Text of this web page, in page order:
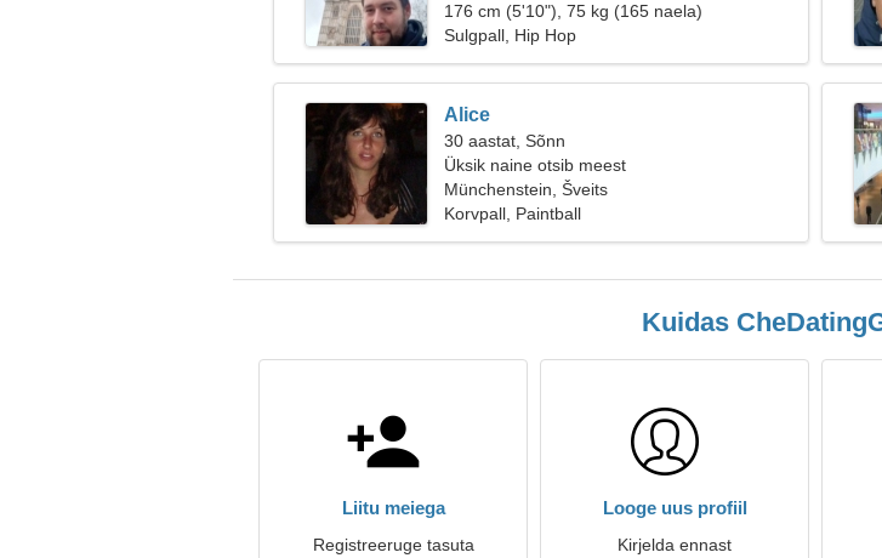
176 cm (5'10"), 75 kg (165 naela)
Sulgpall, Hip Hop
Alice
30 aastat, Sõnn
Üksik naine otsib meest
Münchenstein, Šveits
Korvpall, Paintball
Kuidas
Liitu meiega
Registreeruge tasuta
Looge uus profiil
Kirjelda ennast